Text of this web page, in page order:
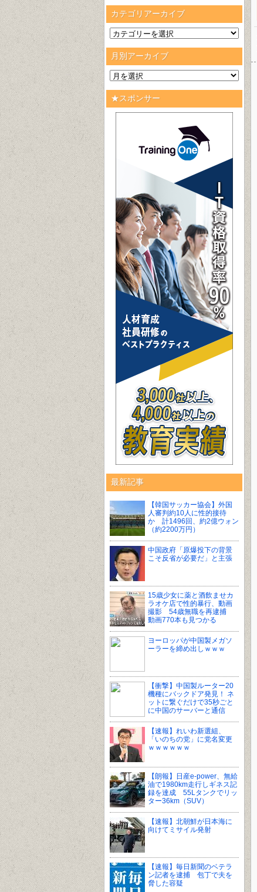
カテゴリアーカイブ
月別アーカイブ
★スポンサー
最新記事
【韓国サッカー協会】外国
人審判約10人に性的接待
か 計1496回、約2億ウォン
（約2200万円）
中国政府「原爆投下の背景
こそ反省が必要だ」と主張
15歳少女に薬と酒飲ませカ
ラオケ店で性的暴行、動画
撮影 54歳無職を再逮捕
動画770本も見つかる
ヨーロッパが中国製メガソ
ーラーを締め出しｗｗｗ
【衝撃】中国製ルーター20
機種にバックドア発見！ ネ
ットに繋ぐだけで35秒ごと
に中国のサーバーと通信
【速報】れいわ新選組、
「いのちの党」に党名変更
ｗｗｗｗｗｗ
【朗報】日産e-power、無給
油で1980km走行しギネス記
録を達成 55Lタンクでリッ
ター36km（SUV）
【速報】北朝鮮が日本海に
向けてミサイル発射
【速報】毎日新聞のベテラ
ン記者を逮捕 包丁で夫を
脅した容疑